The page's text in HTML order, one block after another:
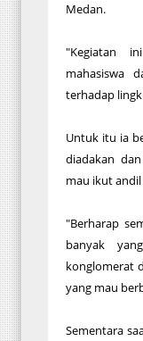
Medan.
"Kegiatan
mahasiswa
terhadap
Untuk itu ia
diadakan
mau ikut
"Berharap
banyak
konglomerat
yang mau
Sementara